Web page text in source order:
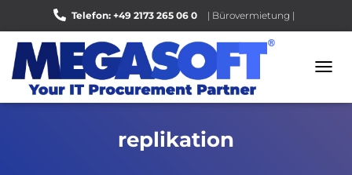
Telefon: +49 2173 265 06 0 | Bürovermietung |
Bewerten Sie uns auf Google |
replikation